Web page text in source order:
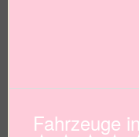
Fahrzeuge